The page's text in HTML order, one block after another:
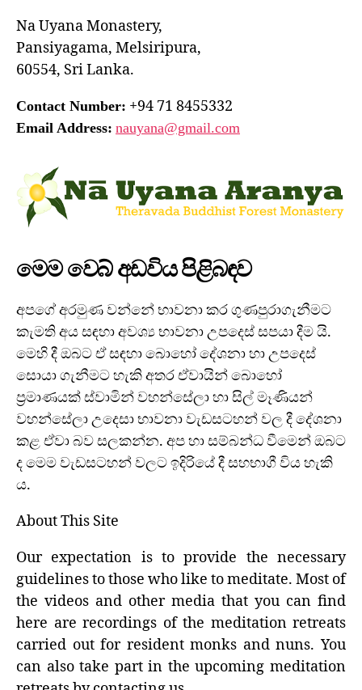
Na Uyana Monastery,
Pansiyagama, Melsiripura,
60554, Sri Lanka.
Contact Number: +94 71 8455332
Email Address: nauyana@gmail.com
මෙම වෙබ් අඩවිය පිළිබඳව
අපගේ අරමුණ වන්නේ භාවනා කර ගුණපුරාගැනීමට
කැමති අය සඳහා අවශ්‍ය භාවනා උපදෙස් සපයා දීම යි.
මෙහි දී ඔබට ඒ සඳහා බොහෝ දේශනා හා උපදෙස්
සොයා ගැනීමට හැකි අතර ඒවායින් බොහෝ
ප්‍රමාණයක් ස්වාමින් වහන්සේලා හා සිල් මෑණියන්
වහන්සේලා උදෙසා භාවනා වැඩසටහන් වල දී දේශනා
කළ ඒවා බව සලකන්න. අප හා සම්බන්ධ වීමෙන් ඔබට
ද මෙම වැඩසටහන් වලට ඉදිරියේ දී සහභාගී විය හැකි
ය.
About This Site
Our expectation is to provide the necessary
guidelines to those who like to meditate. Most of
the videos and other media that you can find
here are recordings of the meditation retreats
carried out for resident monks and nuns. You
can also take part in the upcoming meditation